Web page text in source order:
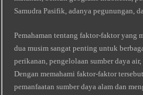
Samudra Pasifik, adanya pegunungan,
Pemahaman tentang faktor-faktor yang
dua musim sangat penting untuk
perikanan, pengelolaan sumber daya
Dengan memahami faktor-faktor
pemanfaatan sumber daya alam dan